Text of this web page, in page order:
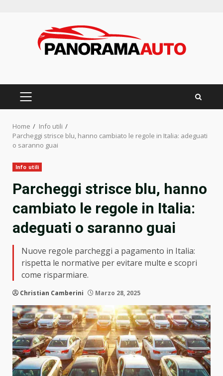
PRIMARY
Home
Info utili
Parcheggi strisce blu, hanno cambiato le regole in Italia: adeguati
o saranno guai
Info utili
Parcheggi strisce blu, hanno
cambiato le regole in Italia:
adeguati o saranno guai
Nuove regole parcheggi a pagamento in Italia:
rispetta le normative per evitare multe e scopri
come risparmiare.
Christian Camberini Marzo 28, 2025